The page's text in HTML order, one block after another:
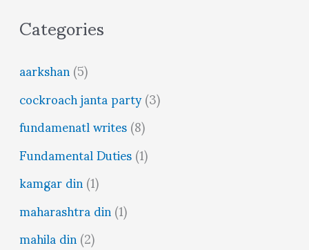
Categories
aarkshan(5)
cockroach janta party(3)
fundamenatl writes(8)
Fundamental Duties(1)
kamgar din(1)
maharashtra din(1)
mahila din(2)